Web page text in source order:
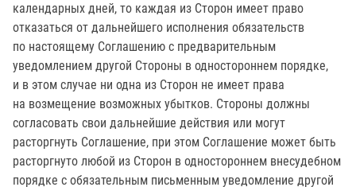
календарных дней, то каждая из Сторон имеет право
отказаться от дальнейшего исполнения обязательств
по настоящему Соглашению с предварительным
уведомлением другой Стороны в одностороннем порядке,
и в этом случае ни одна из Сторон не имеет права
на возмещение возможных убытков. Стороны должны
согласовать свои дальнейшие действия или могут
расторгнуть Соглашение, при этом Соглашение может быть
расторгнуто любой из Сторон в одностороннем внесудебном
порядке с обязательным письменным уведомление другой